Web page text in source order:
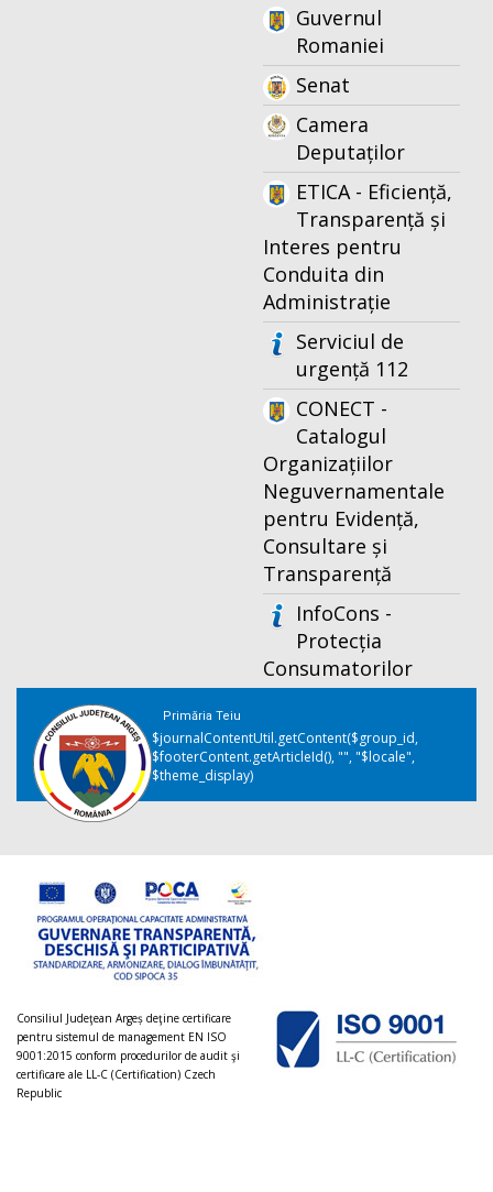
Guvernul
Romaniei
Senat
Camera
Deputaților
ETICA - Eficiență,
Transparență și
Interes pentru
Conduita din
Administrație
Serviciul de
urgență 112
CONECT -
Catalogul
Organizațiilor
Neguvernamentale
pentru Evidență,
Consultare și
Transparență
InfoCons -
Protecția
Consumatorilor
Primăria Teiu
$journalContentUtil.getContent($group_id,
$footerContent.getArticleId(), "", "$locale",
$theme_display)
Consiliul Judeţean Argeș deţine certificare
pentru sistemul de management EN ISO
9001:2015 conform procedurilor de audit şi
certificare ale LL-C (Certification) Czech
Republic